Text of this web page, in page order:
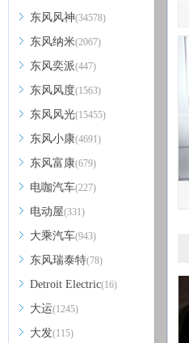
东风风神(34578)
东风纳米(2067)
东风奕派(447)
东风风度(1563)
东风风光(15455)
东风小康(4691)
东风富康(679)
电咖汽车(227)
电动屋(331)
大乘汽车(943)
东风瑞泰特(78)
Detroit Electric(16)
大运(1245)
大发(115)